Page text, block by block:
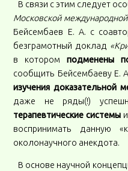
В связи с этим следует
Московской
Бейсембаев Е. А. с
безграмотный доклад
в которомподменены
сообщить Бейсембаеву Е.
изучения доказательной
даже не ряды(!)
терапевтические системы
воспринимать данную
околонаучного анекдота.
В основе научной